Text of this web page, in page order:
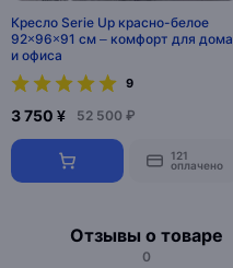
Кресло Serie Up красно-белое
92×96×91 см – комфорт для дома
и офиса
9
3 750 ¥ 52 500 ₽
121
оплачено
Отзывы о товаре
0